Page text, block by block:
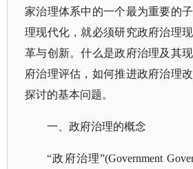
家治理体系中的一个最为重要的
理现代化，就必须研究政府治理
革与创新。什么是政府治理及其
府治理评估，如何推进政府治理
探讨的基本问题。
一、政府治理的概念
“政府治理”(Government